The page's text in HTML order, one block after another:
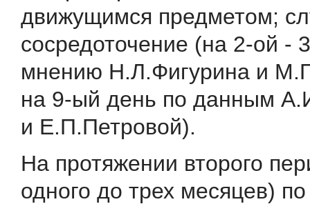
движущимся предметом;
сосредоточение (на 2-ой -
мнению Н.Л.Фигурина и
на 9-ый день по данным
и Е.П.Петровой).
На протяжении второго
одного до трех месяцев)